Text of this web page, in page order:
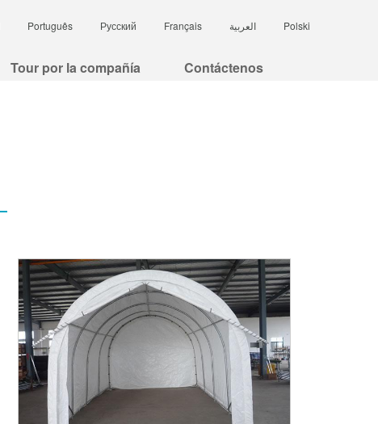
Português Русский Français العربية Polski
Tour por la compañía Contáctenos